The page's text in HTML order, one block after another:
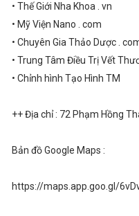
• Thế Giới Nha Khoa . vn
• Mỹ Viện Nano . com
• Chuyên Gia Thảo Dược .
• Trung Tâm Điều Trị Vết
• Chỉnh hình Tạo Hình TM
++ Địa chỉ : 72 Phạm Hồng
Bản đồ Google Maps :
https://maps.app.goo.gl/